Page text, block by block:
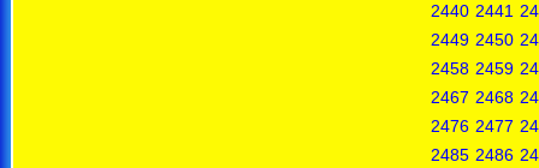
2440 2441
2449 2450
2458 2459
2467 2468
2476 2477
2485 2486